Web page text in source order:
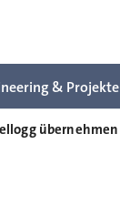
& Projekte
übernehmen